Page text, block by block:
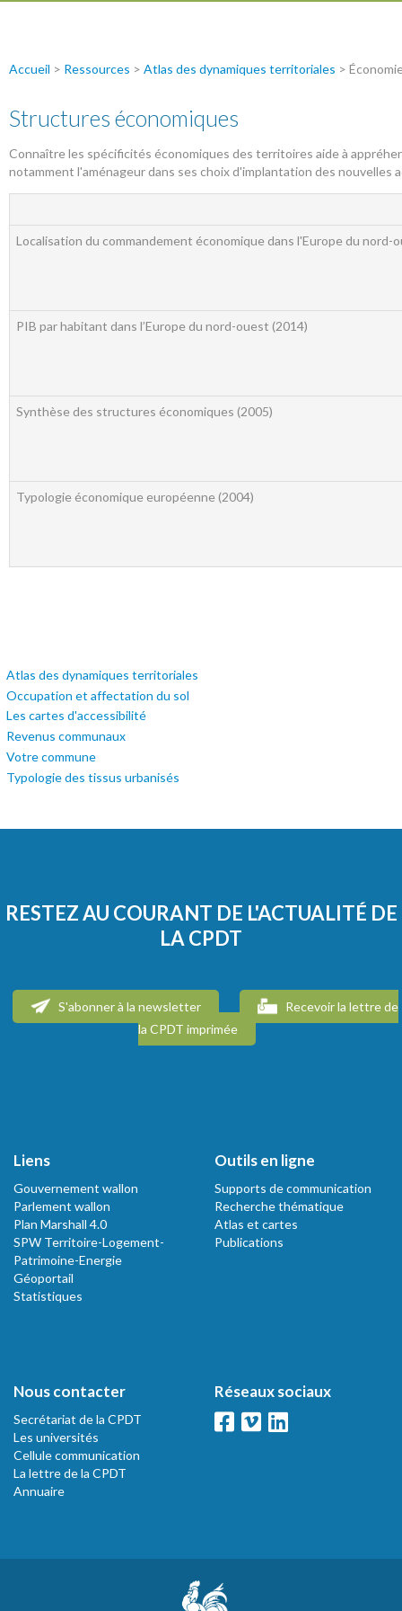
Atlas des dynamiques territoriales
Occupation et affectation du sol
Les cartes d'accessibilité
Revenus communaux
Votre commune
Typologie des tissus urbanisés
Accueil > Ressources > Atlas des dynamiques territoriales >
Structures économiques
Connaître les spécificités économiques des territoires aide à
notamment l'aménageur dans ses choix d'implantation des nouvelles
Localisation du commandement économique dans l'Europe du nord-
PIB par habitant dans l’Europe du nord-ouest (2014)
Synthèse des structures économiques (2005)
Typologie économique européenne (2004)
RESTEZ AU COURANT DE L'ACTUALITÉ DE
LA CPDT
S'abonner à la newsletter
Recevoir la lettre de
la CPDT imprimée
Liens
Gouvernement wallon
Parlement wallon
Plan Marshall 4.0
SPW Territoire-Logement-
Patrimoine-Energie
Géoportail
Statistiques
Outils en ligne
Supports de communication
Recherche thématique
Atlas et cartes
Publications
Nous contacter
Secrétariat de la CPDT
Les universités
Cellule communication
La lettre de la CPDT
Annuaire
Réseaux sociaux